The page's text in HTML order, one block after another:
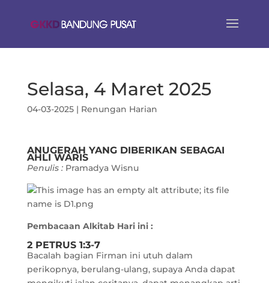
Selasa, 4 Maret 2025
04-03-2025| Renungan Harian
ANUGERAH YANG DIBERIKAN SEBAGAI
AHLI WARIS
Penulis : Pramadya Wisnu
Pembacaan Alkitab Hari ini :
2 PETRUS 1:3-7
Bacalah bagian Firman ini utuh dalam
perikopnya, berulang-ulang, supaya Anda dapat